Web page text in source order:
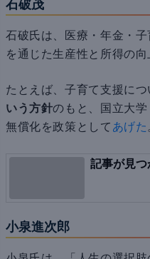
石破茂
石破氏は、医療・年金・
を通じた生産性と所得の向
たとえば、子育て支援につ
いう方針のもと、国立大
無償化を政策として あげた
記事が見
小泉進次郎